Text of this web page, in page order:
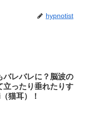
hypnotist
バレバレに？脳波の
立ったり垂れたりす
猫耳）！